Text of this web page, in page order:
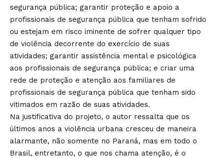
segurança pública; garantir proteção e apoio a
profissionais de segurança pública que tenham sofrido
ou estejam em risco iminente de sofrer qualquer tipo
de violência decorrente do exercício de suas
atividades; garantir assistência mental e psicológica
aos profissionais de segurança pública; e criar uma
rede de proteção e atenção aos familiares de
profissionais de segurança pública que tenham sido
vitimados em razão de suas atividades.
Na justificativa do projeto, o autor ressalta que os
últimos anos a violência urbana cresceu de maneira
alarmante, não somente no Paraná, mas em todo o
Brasil, entretanto, o que nos chama atenção, é o